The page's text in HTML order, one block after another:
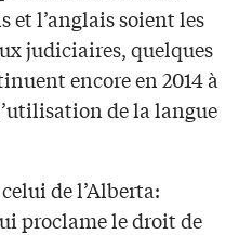
et l’anglais soient les
judiciaires, quelques
encore en 2014 à
de la langue
de l’Alberta:
proclame le droit de